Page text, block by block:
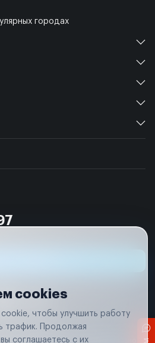
городах
использования
на сайте, носит исключительно
cookies
чтобы улучшить работу
трафик. Продолжая
соглашаетесь с их